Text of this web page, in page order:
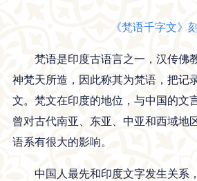
《梵语千字文》
梵语是印度古语言之一，汉传佛
神梵天所造，因此称其为梵语，把记
文。梵文在印度的地位，与中国的文
曾对古代南亚、东亚、中亚和西域地
语系有很大的影响。
中国人最先和印度文字发生关系